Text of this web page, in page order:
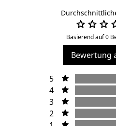
Basierend auf 0
Bewertung
5
4
3
2